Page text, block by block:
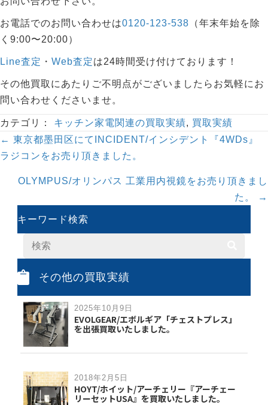
お電話でのお問い合わせは0120-123-538 （年末年始を除
く9:00〜20:00）
Line査定 ・ Web査定は24時間受け付けております！
その他買取にあたりご不明点がございましたらお気軽にお
問い合わせくださいませ。
カテゴリ： キッチン家電関連の買取実績, 買取実績
Posts
navigation
← 東京都墨田区にてINCIDENT/インシデント『4WDs』
ラジコンをお売り頂きました。
OLYMPUS/オリンパス 工業用内視鏡をお売り頂きまし
た。 →
キーワード検索
その他の買取実績
2025年10月9日
EVOLGEAR/エボルギア「チェストプレス」
を出張買取いたしました。
2018年2月5日
HOYT/ホイット/アーチェリー『アーチェー
リーセットUSA』を買取いたしました。